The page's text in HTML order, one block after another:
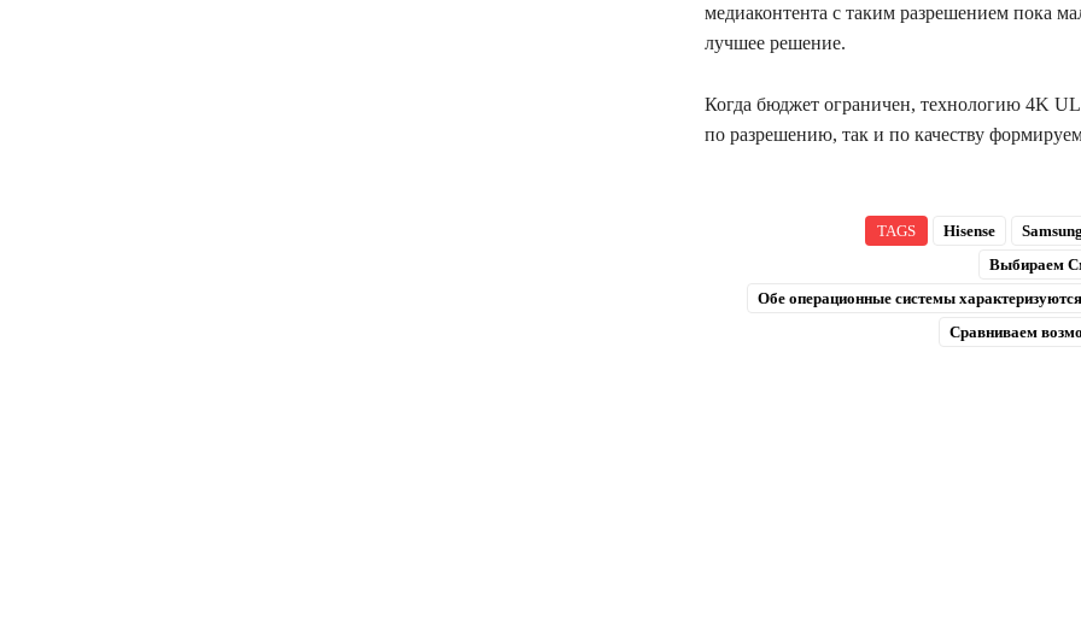
медиаконтента с таким разрешением пока
лучшее решение.
Когда бюджет ограничен, технологию 4K
по разрешению, так и по качеству
TAGS Hisense
Выбираем
Обе операционные системы
Сравниваем